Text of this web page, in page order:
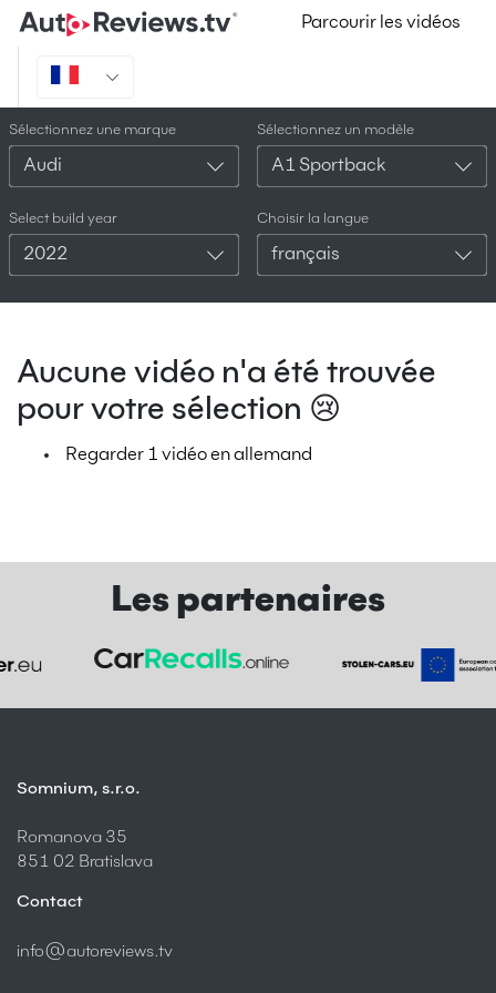
Parcourir les vidéos
Sélectionnez une marque
Audi
Sélectionnez un modèle
A1 Sportback
Select build year
2022
Choisir la langue
français
Aucune vidéo n'a été trouvée
pour votre sélection 😢
Regarder 1 vidéo en allemand
Les partenaires
Somnium, s.r.o.
Romanova 35
851 02 Bratislava
Contact
info@autoreviews.tv